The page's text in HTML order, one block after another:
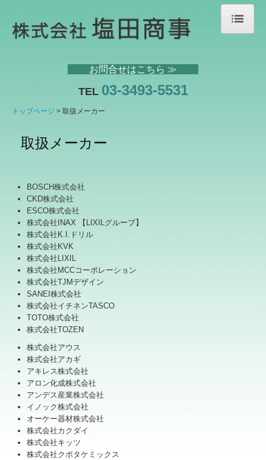
アウトレット
不動産物件紹介
交通案内
リンク集
お問合せはこちら ≫
TEL 03-3493-5531
トップページ 取扱メーカー
取扱メーカー
BOSCH株式会社
CKD株式会社
ESCO株式会社
株式会社INAX 【LIXILグループ】
株式会社K.I.ドリル
株式会社KVK
株式会社LIXIL
株式会社MCCコーポレーション
株式会社TJMデザイン
SANEI株式会社
株式会社イチネンTASCO
TOTO株式会社
株式会社TOZEN
株式会社アウス
株式会社アカギ
アキレス株式会社
アロン化成株式会社
アンデス産業株式会社
イノック株式会社
オーケー器材株式会社
株式会社カクダイ
株式会社キッツ
株式会社クボタケミックス